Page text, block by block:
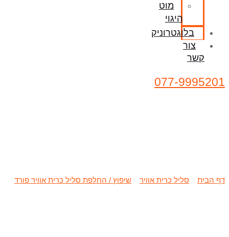
מוט
היגוי
בלוגטרוניק
צור
קשר
077-9995201
דף הבית סליל כרית אוויר שיפוץ / החלפת סליל כרית אוויר פורד